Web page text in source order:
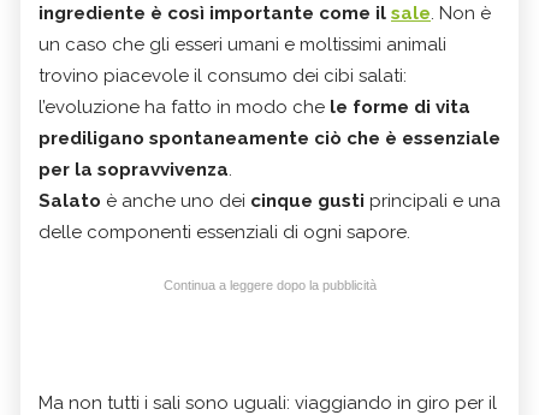
ingrediente è così importante come il sale. Non è
un caso che gli esseri umani e moltissimi animali
trovino piacevole il consumo dei cibi salati:
l’evoluzione ha fatto in modo che le forme di vita
prediligano spontaneamente ciò che è essenziale
per la sopravvivenza.
Salato è anche uno dei cinque gusti principali e una
delle componenti essenziali di ogni sapore.
Continua a leggere dopo la pubblicità
Ma non tutti i sali sono uguali: viaggiando in giro per il